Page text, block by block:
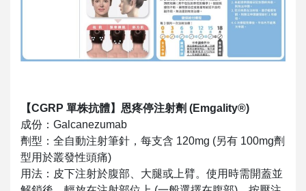
【CGRP 單株抗體】恩疼停注射劑 (Emgality®)
成份：Galcanezumab
劑型：全自動注射筆針，每支含 120mg (另有 100mg劑
型用於叢發性頭痛)
用法：皮下注射於腹部、大腿或上臂。使用時需開蓋並